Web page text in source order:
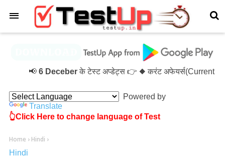
6 Deceberके टेस्ट अप्डेट्स 👉 ◆ करंट अफेयर्स(Current
Powered by
Translate
👆Click Here to change language of Test
Home › Hindi ›
Hindi